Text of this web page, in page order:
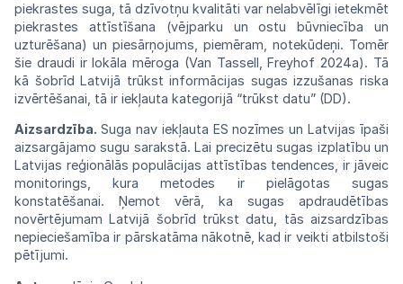
piekrastes suga, tā dzīvotņu kvalitāti var nelabvēlīgi ietekmēt
piekrastes attīstīšana (vējparku un ostu būvniecībaun
uzturēšana) un piesārņojums, piemēram, notekūdeņi. Tomēr
šie draudi ir lokālamēroga (Van Tassell,Freyhof 2024a). Tā
kā šobrīd Latvijā trūkst informācijas sugasizzušanasriska
izvērtēšanai, tā ir iekļauta kategorijā “trūkst datu” (DD).
Aizsardzība. Suga nav iekļauta ESnozīmesun Latvijas īpaši
aizsargājamo sugu sarakstā.Lai precizētu sugas izplatību un
Latvijas reģionālās populācijas attīstības tendences, ir jāveic
monitorings, kura metodes ir pielāgotassugas
konstatēšanai. Ņemot vērā, ka sugas apdraudētības
novērtējumam Latvijā šobrīd trūkst datu, tās aizsardzības
nepieciešamība ir pārskatāma nākotnē, kad ir veikti atbilstoši
pētījumi.